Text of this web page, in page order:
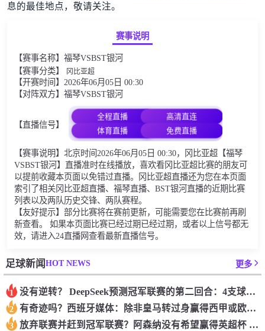
息的最佳地点，敬请关注。
赛事说明
【赛事名称】福琴VSBST银河
【赛事分类】
冈比亚超
【开赛时间】2026年06月05日 00:30
【对阵双方】福琴VSBST银河
【直播信号】
全程直播
高清直连
体育直播
免费直播
【赛事说明】北京时间2026年06月05日 00:30，冈比亚超【福琴
VSBST银河】直播准时在线播放，喜欢看冈比亚超比赛的朋友可
以提前收藏本页面以免错过直播。冈比亚超直播还为您在本页面
索引了相关冈比亚超直播、福琴直播、BST银河直播的近期比赛
列表以及两队历史交锋、两队赛程。
【友好提示】部分比赛将在赛前更新，可能需要您在比赛前再刷
新查看。 如果本页面比赛已经过期已经过期，或者以上信号都无
效，请进入24直播网查看最新直播信号。
足球新闻HOT NEWS 更多
1 没有逆转？ DeepSeek预测冠军联赛的第二回合：4支球队在第一回合中获胜 枪手输了
2 有奇迹吗？西班牙媒体：除非皇马转过身赢得西甲或欧洲冠军
3 放弃联赛并赶到冠军联赛？阿森纳没有希望赢得英超杯 赢得欧洲冠军的可能性